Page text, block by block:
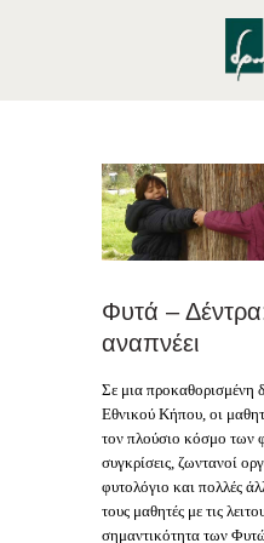
ΑΡΧΙΚΉ
ΔΡΆΣΕΙΣ &
PARTY
CAMPS
ΕΠΙΚΟΙΝΩΝΊΑ
NEA – BLOG
Φυτά –
αναπνέει
Σε μια προκαθορισμένη
Εθνικού Κήπου, οι
τον πλούσιο κόσμο των
συγκρίσεις, ζωντανοί
φυτολόγιο και πολλές
τους μαθητές με τις
σημαντικότητα των